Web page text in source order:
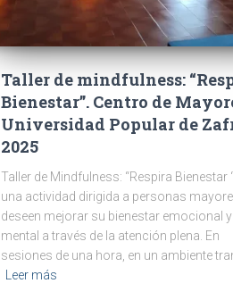
Taller de mindfulness:
Bienestar”. Centro de
Universidad Popular de
2025
Taller de Mindfulness: “Respira Bienestar
una actividad dirigida a personas
deseen mejorar su bienestar emocional y
mental a través de la atención plena. En
sesiones de una hora, en un ambiente
Leer más